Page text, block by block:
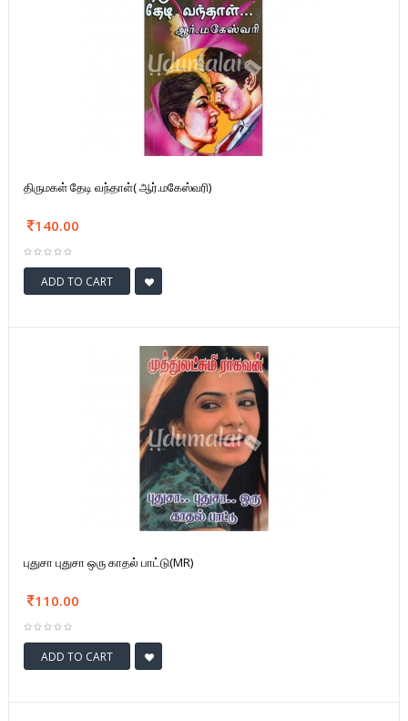
திருமகள் தேடி வந்தாள்( ஆர்.மகேஸ்வரி)
140.00
ADD TO CART
புதுசா புதுசா ஒரு காதல் பாட்டு(MR)
110.00
ADD TO CART